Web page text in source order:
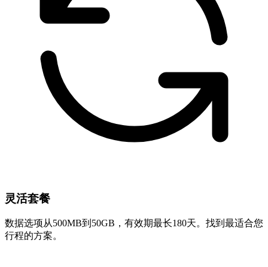
灵活套餐
数据选项从500MB到50GB，有效期最长180天。找到最适合您
行程的方案。